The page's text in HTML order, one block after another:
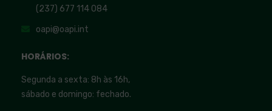
(237) 677 114 084
oapi@oapi.int
HORÁRIOS:
Segunda a sexta: 8h às 16h,
sábado e domingo: fechado.